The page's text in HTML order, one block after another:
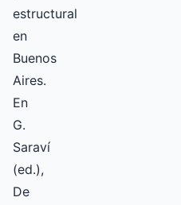
estructural
en
Buenos
Aires.
En
G.
Saraví
(ed.),
De